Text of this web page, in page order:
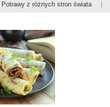
Potrawy z różnych stron świata